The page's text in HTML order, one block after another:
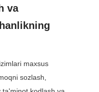
va
maxsus
sozlash,